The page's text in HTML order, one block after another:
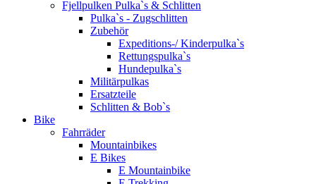
Fjellpulken Pulka`s & Schlitten
Pulka`s - Zugschlitten
Zubehör
Expeditions-/ Kinderpulka`s
Rettungspulka`s
Hundepulka`s
Militärpulkas
Ersatzteile
Schlitten & Bob`s
Bike
Fahrräder
Mountainbikes
E Bikes
E Mountainbike